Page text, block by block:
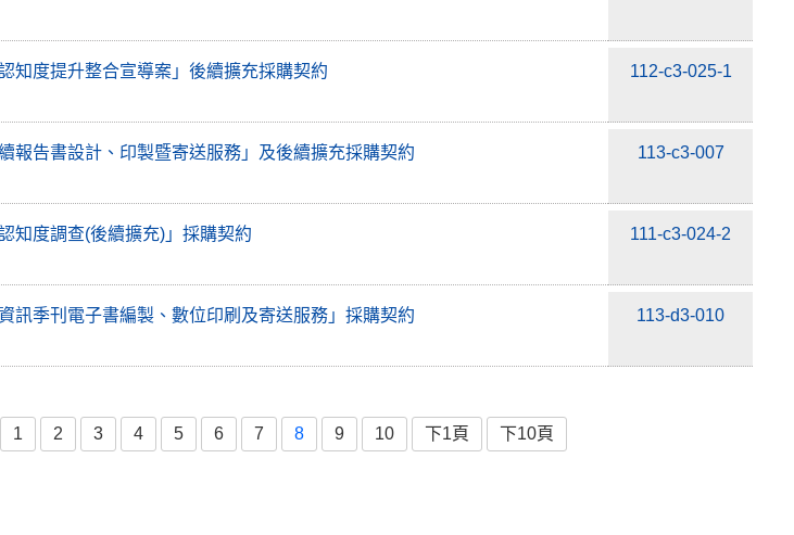
知度提升整合宣導案」後續擴充採購契約 112-c3-025-1
報告書設計、印製暨寄送服務」及後續擴充採購契約 113-c3-007
知度調查(後續擴充)」採購契約 111-c3-024-2
訊季刊電子書編製、數位印刷及寄送服務」採購契約 113-d3-010
1 2 3 4 5 6 7 8 9 10 下1頁 下10頁